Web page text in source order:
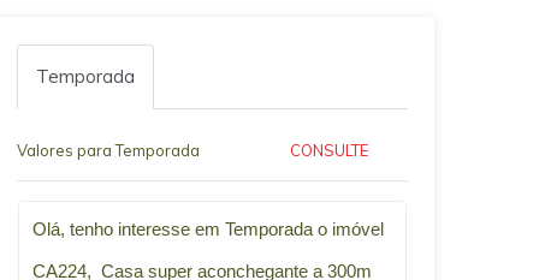
Temporada
Valores para Temporada CONSULTE